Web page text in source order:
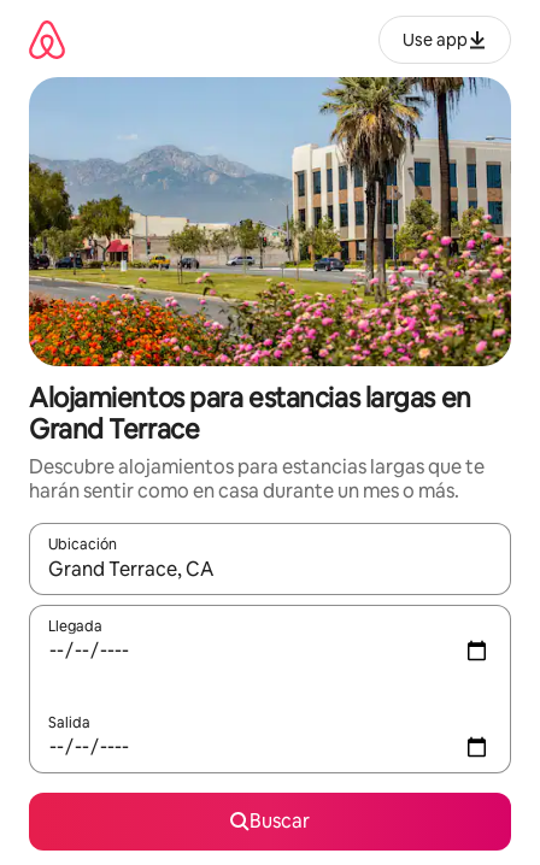
contenido
Use app
Alojamientos para estancias largas en
Grand Terrace
Descubre alojamientos para estancias largas que te
harán sentir como en casa durante un mes o más.
Ubicación
Cuando los resultados estén disponibles, podrás navegar
Llegada
Salida
Buscar